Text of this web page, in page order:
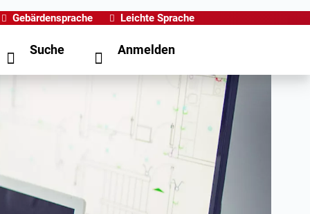
Gebärdensprache Leichte Sprache
Suche Anmelden